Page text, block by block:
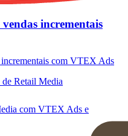
incrementais
com VTEX Ads
de Retail Media